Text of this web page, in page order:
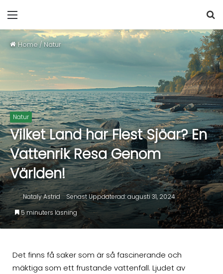
Home/ Natur
Natur
Vilket Land har Flest Sjöar? En
Vattenrik Resa Genom
Världen!
Nataly Astrid
Senast Uppdaterad: augusti 31, 2024
5 minuters läsning
Det finns få saker som är så fascinerande och
mäktiga som ett frustande vattenfall. Ljudet av